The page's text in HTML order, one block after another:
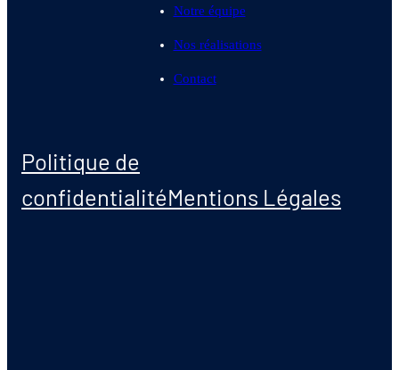
Notre équipe
Nos réalisations
Contact
Politique de
confidentialitéMentions Légales